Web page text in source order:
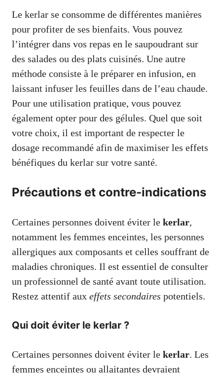
Le kerlar se consomme de différentes manières
pour profiter de ses bienfaits. Vous pouvez
l’intégrer dans vos repas en le saupoudrant sur
des salades ou des plats cuisinés. Une autre
méthode consiste à le préparer en infusion, en
laissant infuser les feuilles dans de l’eau chaude.
Pour une utilisation pratique, vous pouvez
également opter pour des gélules. Quel que soit
votre choix, il est important de respecter le
dosage recommandé afin de maximiser les effets
bénéfiques du kerlar sur votre santé.
Précautions et contre-indications
Certaines personnes doivent éviter le kerlar,
notamment les femmes enceintes, les personnes
allergiques aux composants et celles souffrant de
maladies chroniques. Il est essentiel de consulter
un professionnel de santé avant toute utilisation.
Restez attentif aux effets secondaires potentiels.
Qui doit éviter le kerlar ?
Certaines personnes doivent éviter le kerlar. Les
femmes enceintes ou allaitantes devraient